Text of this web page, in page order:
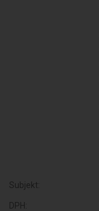
Subjekt:
DPH: